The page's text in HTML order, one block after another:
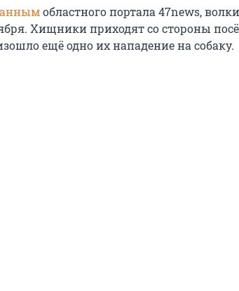
областного портала 47news,
Хищники приходят со стороны
ещё одно их нападение на собаку.